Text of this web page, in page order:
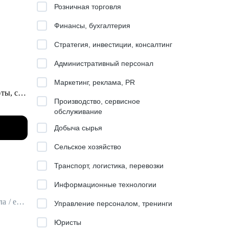
с
HRBP / Руководитель отдела по управлению результативностью персонала / ex-T1 Иннотех, DHL, Zeppelin Group
Розничная торговля
Финансы, бухгалтерия
Стратегия, инвестиции, консалтинг
Административный персонал
Маркетинг, реклама, PR
Производство, сервисное
обслуживание
Добыча сырья
Сельское хозяйство
Транспорт, логистика, перевозки
Информационные технологии
Управление персоналом, тренинги
Юристы